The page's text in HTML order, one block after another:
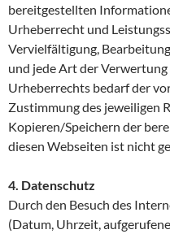
bereitgestellten
Urheberrecht und
Vervielfältigung,
und jede Art der
Urheberrechts bedarf der
Zustimmung des jeweiligen
Kopieren/Speichern der
diesen Webseiten ist nicht
4. Datenschutz
Durch den Besuch des
(Datum, Uhrzeit,